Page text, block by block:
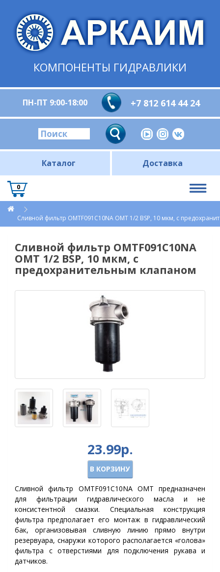
КОМПОНЕНТЫ ГИДРАВЛИКИ
ПН-ПТ 9:00-18:00 +7 812 614 44 24
Каталог Доставка
0
Сливной фильтр OMTF091С10NA OMT 1/2 BSP, 10 мкм, с
Сливной фильтр OMTF091С10NA
OMT 1/2 BSP, 10 мкм, с
предохранительным клапаном
23.99р.
В КОРЗИНУ
Сливной фильтр OMTF091С10NA OMT предназначен
для фильтрации гидравлического масла и не
консистентной смазки. Специальная конструкция
фильтра предполагает его монтаж в гидравлический
бак, организовывая сливную линию прямо внутри
резервуара, снаружи которого располагается «голова»
фильтра с отверстиями для подключения рукава и
датчиков.